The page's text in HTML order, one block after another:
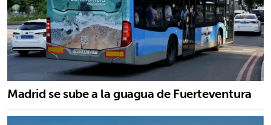
Madrid se sube a la guagua de Fuerteventura